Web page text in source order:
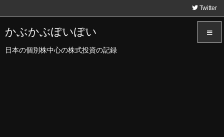
かぶかぶぽいぽい
日本の個別株中心の株式投資の記録
Twitter